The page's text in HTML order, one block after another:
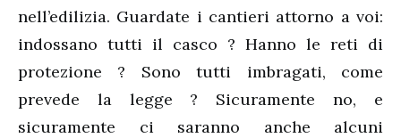
nell’edilizia. Guardate i cantieri attorno a voi:
indossano tutti il casco ? Hanno le reti di
protezione ? Sono tutti imbragati, come
prevede la legge ? Sicuramente no, e
sicuramente ci saranno anche alcuni